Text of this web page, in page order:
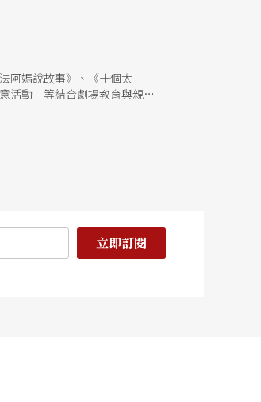
阿媽說故事》、《十個太
活動」等結合劇場教育與親子
立即訂閱